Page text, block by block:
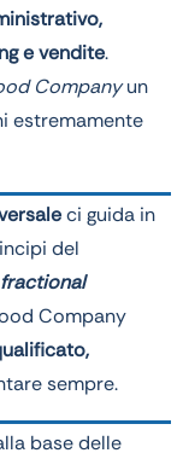
e vendite.
Companyun
estremamente
ci guida in
del
fractional
Company
sempre.
base delle